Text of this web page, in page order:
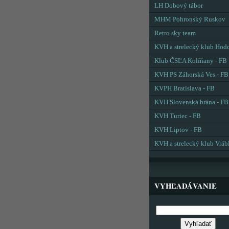
LH Dobový tábor
MHM Pohronský Ruskov
Retro sky team
KVH a strelecký klub
Klub ČSĽA Kolíňany - FB
KVH PS Záhorská Ves - FB
KVPH Bratislava - FB
KVH Slovenská brána - FB
KVH Turiec - FB
KVH Liptov - FB
KVH a strelecký klub
VYHĽADÁVANIE